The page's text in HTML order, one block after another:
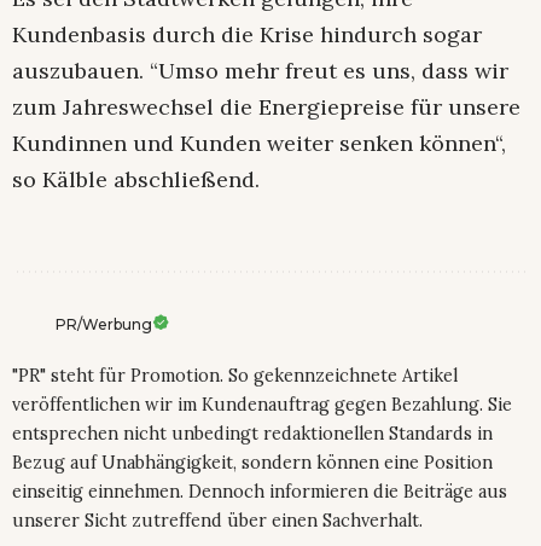
Kundenbasis durch die Krise hindurch sogar
auszubauen. “Umso mehr freut es uns, dass wir
zum Jahreswechsel die Energiepreise für unsere
Kundinnen und Kunden weiter senken können“,
so Kälble abschließend.
PR/Werbung
"PR" steht für Promotion. So gekennzeichnete Artikel
veröffentlichen wir im Kundenauftrag gegen Bezahlung. Sie
entsprechen nicht unbedingt redaktionellen Standards in
Bezug auf Unabhängigkeit, sondern können eine Position
einseitig einnehmen. Dennoch informieren die Beiträge aus
unserer Sicht zutreffend über einen Sachverhalt.